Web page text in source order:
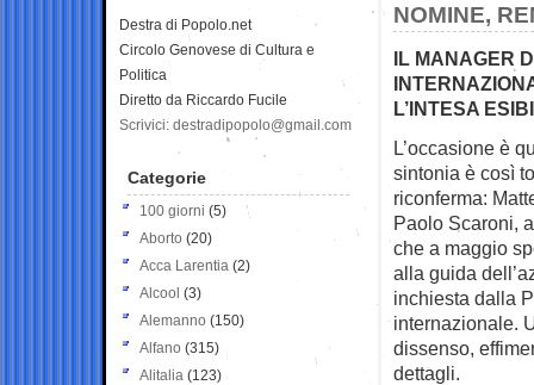
NOMINE,
IL MANAGER
L’INTESA
L’occasione è
sintonia è così
riconferma:
Paolo Scaroni,
che a maggio
alla guida
inchiesta dalla
internazionale.
dissenso,
dettagli.
Destra di Popolo.net
Circolo Genovese di Cultura e
Politica
Diretto da Riccardo Fucile
Scrivici: destradipopolo@gmail.com
Categorie
100 giorni (5)
Aborto (20)
Acca Larentia (2)
Alcool (3)
Alemanno (150)
Alfano (315)
Alitalia (123)